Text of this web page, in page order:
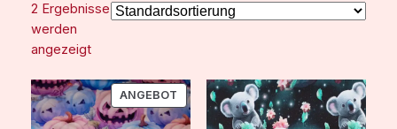
2 Ergebnisse
werden
angezeigt
ANGEBOT PRODUKT
IM